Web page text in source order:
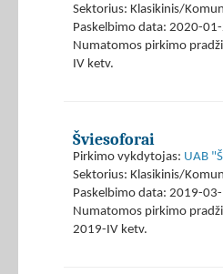
Sektorius: Klasikinis/
Paskelbimo data: 2020-
Numatomos pirkimo
IV ketv.
Šviesoforai
Pirkimo vykdytojas: UAB
Sektorius: Klasikinis/
Paskelbimo data: 2019-
Numatomos pirkimo
2019-IV ketv.